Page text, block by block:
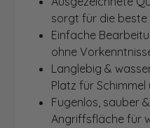
sorgt für die beste
Einfache
ohne
Langlebig &
Platz für
Fugenlos, sauber
Angriffsfläche für